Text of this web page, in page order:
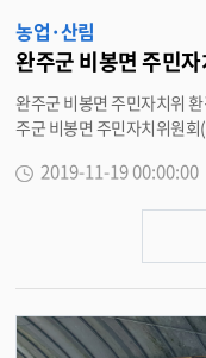
농업·산림
완주군 비봉면 주민
완주군 비봉면 주민자치위 환경정비 잡목제거?풀베기?쓰레
주군 비봉면 주민자치위원회
참여해 아름다운 농촌마을
제거하고, 풀베기, 각종쓰레
2019-11-19 00:00:00